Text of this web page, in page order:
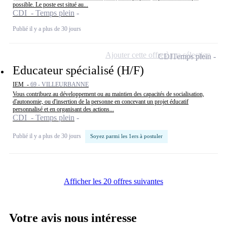
possible. Le poste est situé au...
CDI - Temps plein
Publié il y a plus de 30 jours
Educateur spécialisé (H/F)
IEM - 69 - VILLEURBANNE
Vous contribuez au développement ou au maintien des capacités de socialisation,
d'autonomie, ou d'insertion de la personne en concevant un projet éducatif
personnalisé et en organisant des actions...
CDI - Temps plein
Publié il y a plus de 30 jours Soyez parmi les 1ers à postuler
CDITemps plein
Ajouter cette offre à ma sélection
Afficher les 20 offres suivantes
Votre avis nous intéresse